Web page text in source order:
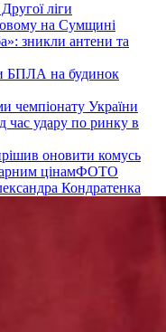
ліги
на Сумщині
зникли антени та
БПЛА на будинок
чемпіонату України
час удару по ринку в
оновити комусь
цінамФОТО
Кондратенка